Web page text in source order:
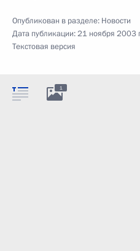
Опубликован в разделе: Новости
Дата публикации:21 ноября 2003
Текстовая версия
1